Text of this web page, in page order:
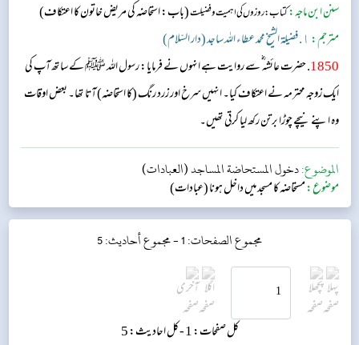
سنن ابن ماجہ:کتاب: روزوں کی اہمیت وفضیلت(باب: استحاضہ کی مریض خاتون کا اعتکاف)
مترجم: ١. فضيلة الشيخ محمد عطاء الله ساجد (دار السّلام)
1850 . حضرت عائشہ‬ ؓ س‬ے روایت ہے انہوں نے فرمایا: رسول اللہ ﷺ کے ساتھ آپ کی
ایک زوجہ محترمہ نے اعتکاف کیا۔ انہیں سرخ اور زرد رنگ (کا استحاضہ) آتا تھا۔ بعض اوقات
وہ اپنے نیچے چوڑا برتن رکھ لیا کرتی تھیں۔
الموضوع:دخول المستحاضة المساجد (العبادات)
موضوع:مستحاضہ کا مسجد میں داخل ہونا (عبادات)
مجموع الصفحات: 1 - مجموع أحاديث: 5
کل صفحات: 1 - کل احادیث: 5